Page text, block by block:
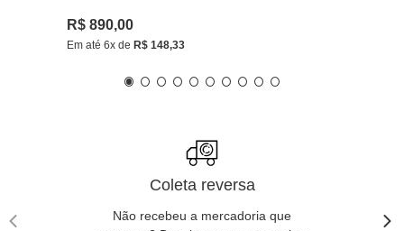
R$ 890,00
Em até 6x de R$ 148,33
Coleta reversa
Não recebeu a mercadoria que